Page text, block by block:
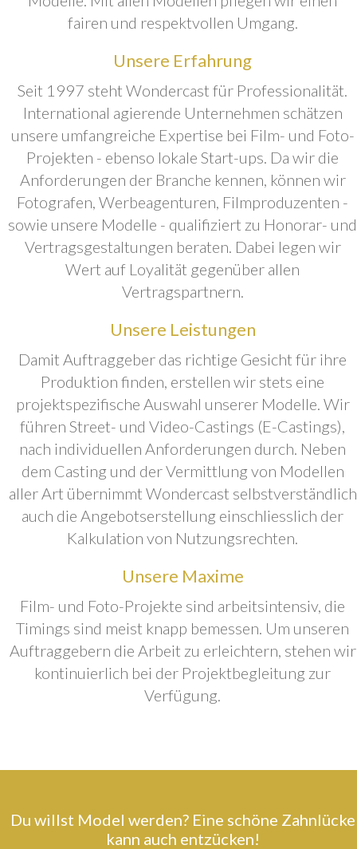
fairen und respektvollen Umgang.
Unsere Erfahrung
Seit 1997 steht Wondercast für Professionalität.
International agierende Unternehmen schätzen
unsere umfangreiche Expertise bei Film- und Foto-
Projekten - ebenso lokale Start-ups. Da wir die
Anforderungen der Branche kennen, können wir
Fotografen, Werbeagenturen, Filmproduzenten -
sowie unsere Modelle - qualifiziert zu Honorar- und
Vertragsgestaltungen beraten. Dabei legen wir
Wert auf Loyalität gegenüber allen
Vertragspartnern.
Unsere Leistungen
Damit Auftraggeber das richtige Gesicht für ihre
Produktion finden, erstellen wir stets eine
projektspezifische Auswahl unserer Modelle. Wir
führen Street- und Video-Castings (E-Castings),
nach individuellen Anforderungen durch. Neben
dem Casting und der Vermittlung von Modellen
aller Art übernimmt Wondercast selbstverständlich
auch die Angebotserstellung einschliesslich der
Kalkulation von Nutzungsrechten.
Unsere Maxime
Film- und Foto-Projekte sind arbeitsintensiv, die
Timings sind meist knapp bemessen. Um unseren
Auftraggebern die Arbeit zu erleichtern, stehen wir
kontinuierlich bei der Projektbegleitung zur
Verfügung.
Du willst Model werden? Eine schöne Zahnlücke
kann auch entzücken!